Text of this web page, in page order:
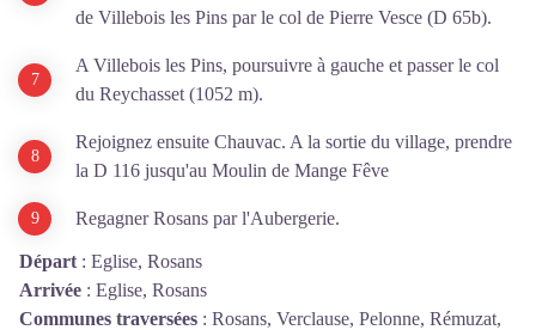
de Villebois les Pins par le col de Pierre Vesce (D 65b).
A Villebois les Pins, poursuivre à gauche et passer le col
du Reychasset (1052 m).
Rejoignez ensuite Chauvac. A la sortie du village, prendre
la D 116 jusqu'au Moulin de Mange Fêve
Regagner Rosans par l'Aubergerie.
Départ : Eglise, Rosans
Arrivée : Eglise, Rosans
Communes traversées : Rosans, Verclause, Pelonne, Rémuzat,